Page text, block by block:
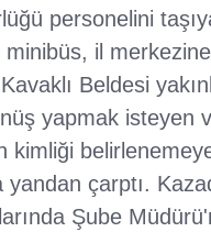
personelini
minibüs, il
Beldesi
yapmak isteyen
kimliği
yandan çarptı.
Şube